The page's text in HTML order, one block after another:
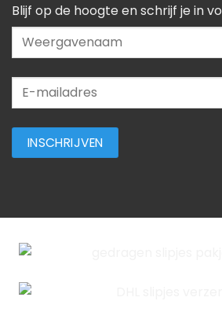
Blijf op de hoogte en schrijf je in